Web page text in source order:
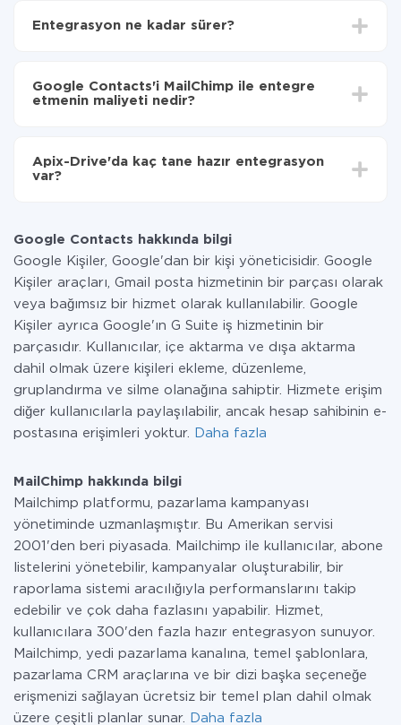
aktarılacağını seçin
MailChimp'ye aktarılacaktır.
Entegrasyon ne kadar sürer?
olarak, 10-15 dakika sürer.
Google Contacts'i MailChimp ile entegre
etmenin maliyeti nedir?
Hizmetimiz aracılığıyla yalnızca bir sisteminizden
diğerine aktarılan veri miktarı için ödeme yaparsınız.
Apix-Drive'da kaç tane hazır entegrasyon
var?
Google Contacts hakkında bilgi
Google Kişiler, Google'dan bir kişi yöneticisidir. Google
Kişiler araçları, Gmail posta hizmetinin bir parçası olarak
veya bağımsız bir hizmet olarak kullanılabilir. Google
Kişiler ayrıca Google'ın G Suite iş hizmetinin bir
parçasıdır. Kullanıcılar, içe aktarma ve dışa aktarma
dahil olmak üzere kişileri ekleme, düzenleme,
gruplandırma ve silme olanağına sahiptir. Hizmete erişim
diğer kullanıcılarla paylaşılabilir, ancak hesap sahibinin e-
postasına erişimleri yoktur.
Daha fazla
MailChimp hakkında bilgi
Mailchimp platformu, pazarlama kampanyası
yönetiminde uzmanlaşmıştır. Bu Amerikan servisi
2001'den beri piyasada. Mailchimp ile kullanıcılar, abone
listelerini yönetebilir, kampanyalar oluşturabilir, bir
raporlama sistemi aracılığıyla performanslarını takip
edebilir ve çok daha fazlasını yapabilir. Hizmet,
kullanıcılara 300'den fazla hazır entegrasyon sunuyor.
Mailchimp, yedi pazarlama kanalına, temel şablonlara,
pazarlama CRM araçlarına ve bir dizi başka seçeneğe
erişmenizi sağlayan ücretsiz bir temel plan dahil olmak
üzere çeşitli planlar sunar.
Daha fazla